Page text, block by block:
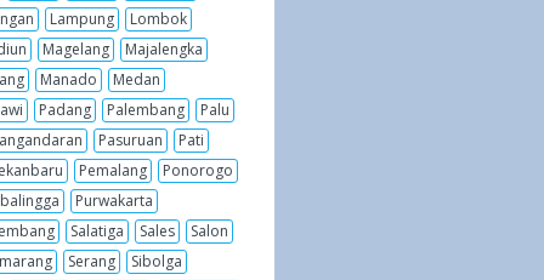
Lampung
Lombok
Magelang
Majalengka
Manado
Medan
Padang Palembang
Palu
Pasuruan
Pati
Pemalang
Ponorogo
Purwakarta
Salatiga Sales
Salon
Serang
Sibolga